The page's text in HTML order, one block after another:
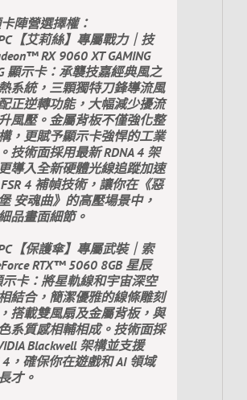
陣營選擇權：
【艾莉絲】專屬戰力｜技
RX 9060 XT GAMING
顯示卡：承襲技嘉經典風之
系統，三顆獨特刀鋒導流風
正逆轉功能，大幅減少擾流
風壓。金屬背板不僅強化整
，更賦予顯示卡強悍的工業
技術面採用最新 RDNA 4 架
導入全新硬體光線追蹤加速
4 補幀技術，讓你在《惡
安魂曲》的高壓場景中，
品畫面細節。
【保護傘】專屬武裝｜索
RTX™ 5060 8GB 星辰
示卡：將星軌線和宇宙深空
結合，簡潔優雅的線條雕刻
搭載雙風扇及金屬背板，與
系質感相輔相成。技術面採
Blackwell 架構並支援
4，確保你在遊戲和 AI 領域
才。